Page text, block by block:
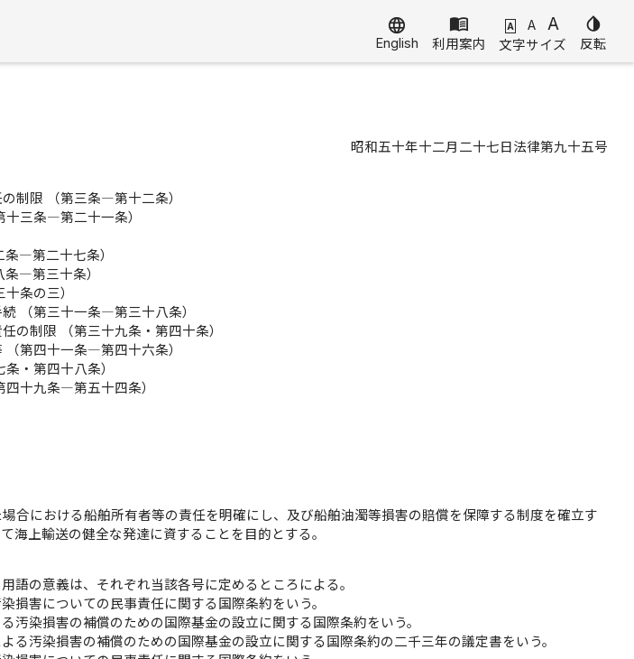
language
English
menu_book
利用案内
A A A
文字サイズ
invert_colors
反転
昭和五十年十二月二十七日法律第九十五号
制限 （第三条―第十二条）
三条―第二十一条）
―第二十七条）
―第三十条）
条の三）
（第三十一条―第三十八条）
制限 （第三十九条・第四十条）
第四十一条―第四十六条）
・第四十八条）
十九条―第五十四条）
合における船舶所有者等の責任を明確にし、及び船舶油濁等損害の賠償を保障する制度を確立す
海上輸送の健全な発達に資することを目的とする。
語の意義は、それぞれ当該各号に定めるところによる。
害についての民事責任に関する国際条約をいう。
染損害の補償のための国際基金の設立に関する国際条約をいう。
汚染損害の補償のための国際基金の設立に関する国際条約の二千三年の議定書をいう。